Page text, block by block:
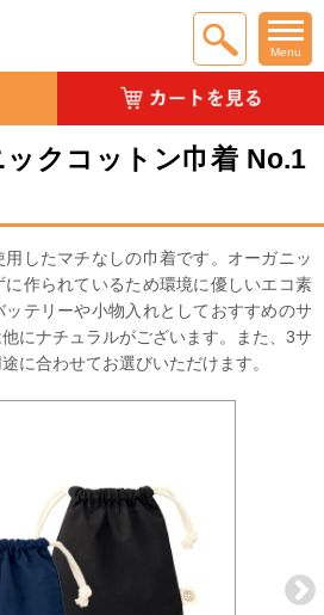
Menu
クコットン巾着 No.1
したマチなしの巾着です。オーガニッ
作られているため環境に優しいエコ素
テリーや小物入れとしておすすめのサ
にナチュラルがございます。また、3サ
に合わせてお選びいただけます。